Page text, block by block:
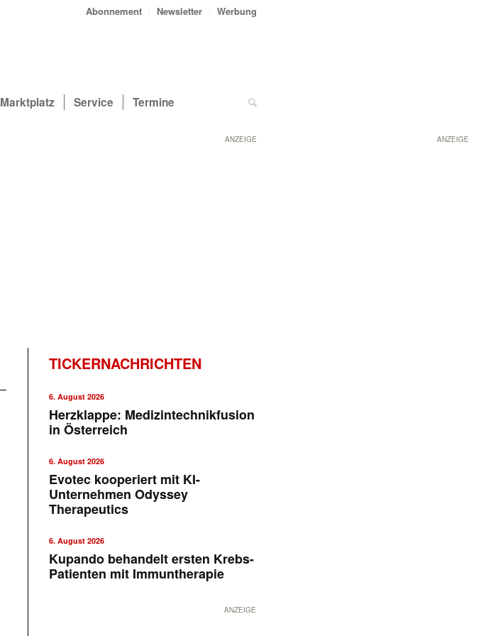
ANZEIGE
Abonnement Newsletter Werbung
Marktplatz Service Termine
ANZEIGE
TICKERNACHRICHTEN
6. August 2026
Herzklappe: Medizintechnikfusion
in Österreich
6. August 2026
Evotec kooperiert mit KI-
Unternehmen Odyssey
Therapeutics
6. August 2026
Kupando behandelt ersten Krebs-
Patienten mit Immuntherapie
ANZEIGE